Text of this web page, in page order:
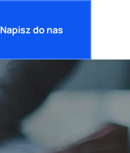
Napisz do nas